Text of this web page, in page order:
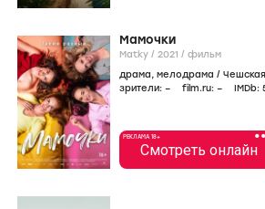
Мамочки
Matky / 2021 / фильм
драма, мелодрама /
зрители: – film.ru: – IMDb:
РЕКЛАМА 18+
Смотреть онлайн